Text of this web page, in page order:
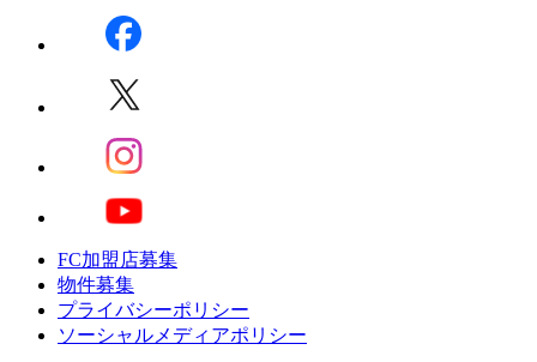
FC加盟店募集
物件募集
プライバシーポリシー
ソーシャルメディアポリシー